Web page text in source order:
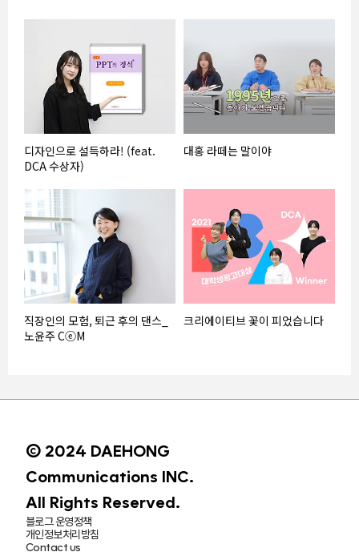
디자인으로 설득하라! (feat.
DCA 수상자)
대홍 라떼는 말이야
직장인의 모험, 퇴근 후의 댄스_
노윤주 CⓔM
크리에이티브 꽃이 피었습니다
© 2024 DAEHONG
Communications INC.
All Rights Reserved.
블로그 운영정책
개인정보처리방침
Contact us